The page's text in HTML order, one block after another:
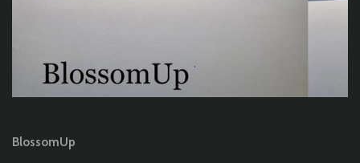
BlossomUp